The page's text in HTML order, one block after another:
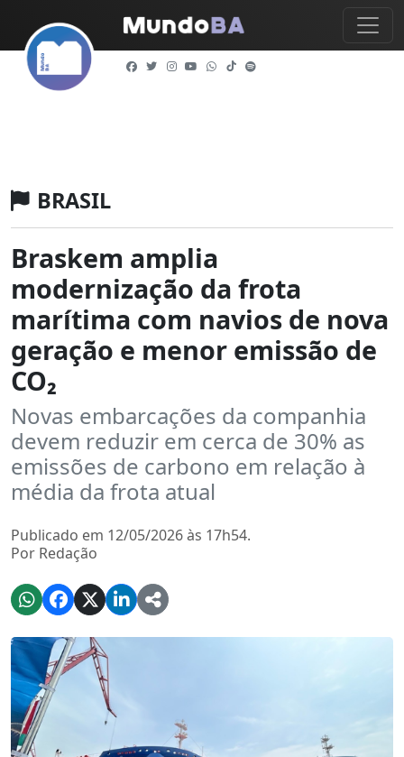
BRASIL
Braskem amplia
modernização da frota
marítima com navios de nova
geração e menor emissão de
CO₂
Novas embarcações da companhia
devem reduzir em cerca de 30% as
emissões de carbono em relação à
média da frota atual
Publicado em 12/05/2026 às 17h54.
Por Redação